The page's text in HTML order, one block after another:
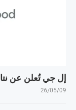
إل جي تُعلن عن
26/05/09